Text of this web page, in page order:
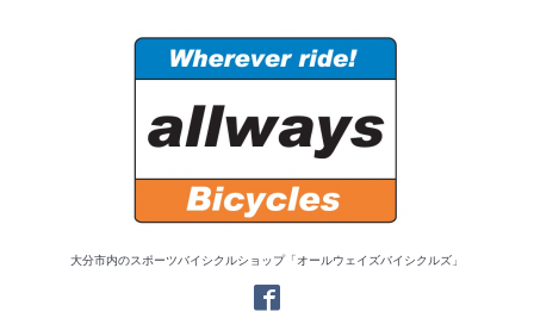
大分市内のスポーツバイシクルショップ「オールウェイズバイシクルズ」